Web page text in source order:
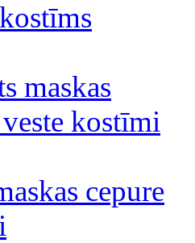
maskas
kostīmi
cepure